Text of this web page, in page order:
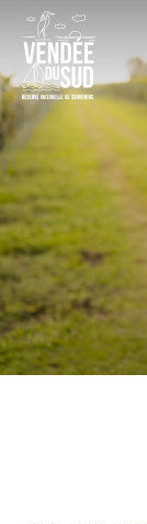
Sud
Vendée
Littoral
TourismusSüd
Vendée
Küste